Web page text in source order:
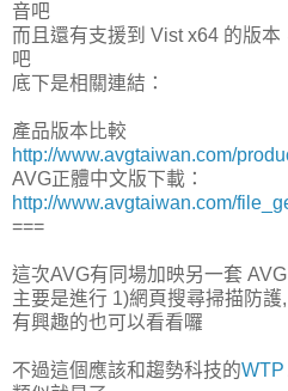
音吧
而且還有支援到 Vist x64 的版
吧
底下是相關連結：
產品版本比較
http://www.avgtaiwan.com/
AVG正體中文版下載：
http://www.avgtaiwan.com/
===
這次AVG有同場加映另一套
主要是進行 1)網頁搜尋掃描防
有興趣的也可以看看囉
不過這個應該和趨勢科技的WTP